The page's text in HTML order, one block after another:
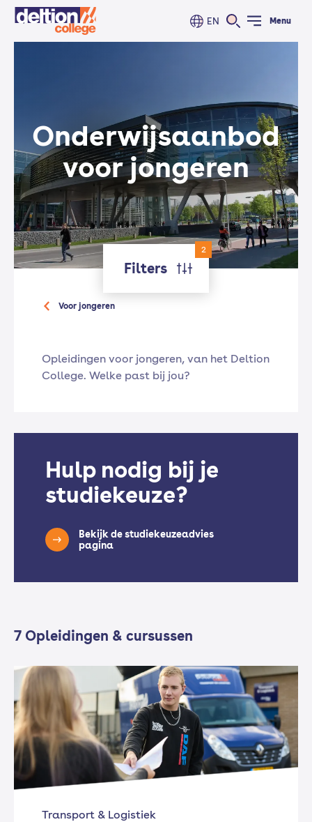
EN Menu
Onderwijs­aanbod
voor jongeren
Filters
2
Voor jongeren
Opleidingen voor jongeren, van het Deltion
College. Welke past bij jou?
Hulp nodig bij je
studiekeuze?
Bekijk de studiekeuzeadvies
pagina
7 Opleidingen & cursussen
Transport & Logistiek